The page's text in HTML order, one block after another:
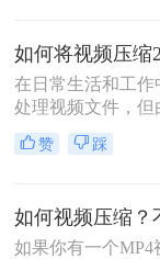
来，视频压缩后也
在日常生活和工
处理视频文件，但
体积较大，存储和
题。为了解决这个
介绍几种方法，帮
缩至200M以下。
赞 踩
如果你有一个MP4